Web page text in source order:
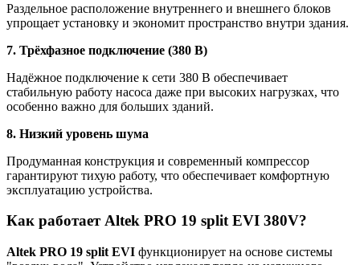
Раздельное расположение внутреннего и внешнего блоков
упрощает установку и экономит пространство внутри здания.
7. Трёхфазное подключение (380 В)
Надёжное подключение к сети 380 В обеспечивает
стабильную работу насоса даже при высоких нагрузках, что
особенно важно для больших зданий.
8. Низкий уровень шума
Продуманная конструкция и современный компрессор
гарантируют тихую работу, что обеспечивает комфортную
эксплуатацию устройства.
Как работает Altek PRO 19 split EVI 380V?
Altek PRO 19 split EVI функционирует на основе системы